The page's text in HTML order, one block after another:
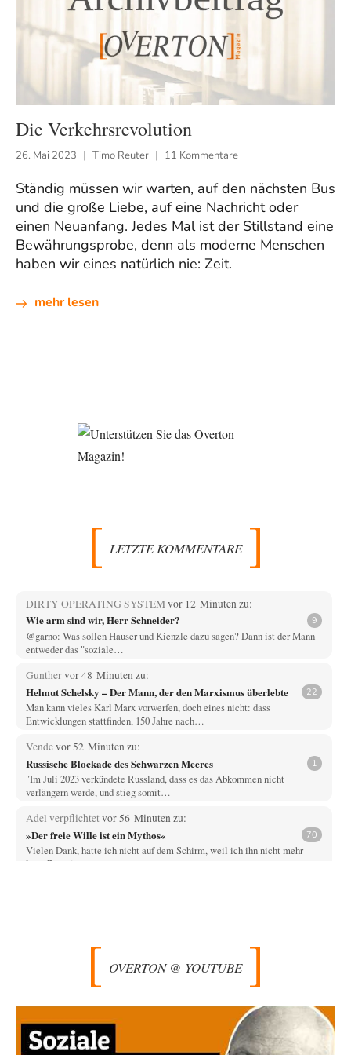
Die Verkehrsrevolution
26. Mai 2023 Timo Reuter 11 Kommentare
Ständig müssen wir warten, auf den nächsten Bus
und die große Liebe, auf eine Nachricht oder
einen Neuanfang. Jedes Mal ist der Stillstand eine
Bewährungsprobe, denn als moderne Menschen
haben wir eines natürlich nie: Zeit.
mehr lesen
LETZTE KOMMENTARE
DIRTY OPERATING SYSTEMvor 12 Minuten zu:
Wie arm sind wir, Herr Schneider? 9
@garno: Was sollen Hauser und Kienzle dazu sagen? Dann ist der Mann
entweder das "soziale…
Gunthervor 48 Minuten zu:
Helmut Schelsky – Der Mann, der den Marxismus überlebte 22
Man kann vieles Karl Marx vorwerfen, doch eines nicht: dass
Entwicklungen stattfinden, 150 Jahre nach…
Vendevor 52 Minuten zu:
Russische Blockade des Schwarzen Meeres 1
"Im Juli 2023 verkündete Russland, dass es das Abkommen nicht
verlängern werde, und stieg somit…
Adel verpflichtetvor 56 Minuten zu:
»Der freie Wille ist ein Mythos« 70
Vielen Dank, hatte ich nicht auf dem Schirm, weil ich ihn nicht mehr
lese. Beweist…
vor 3 Stunden zu:
US-Außenministerium: Kuba ist „weniger ein Nationalstaat
als eine allumfassende Geheimdienst- und
Das ist richtig, der Plan war noch aus der Eisenhower-Zeit! Nun hat
Kennedy am Anfang…
OVERTON @ YOUTUBE